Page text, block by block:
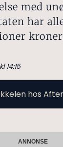
med
har
14:15
hos
ANNONSE